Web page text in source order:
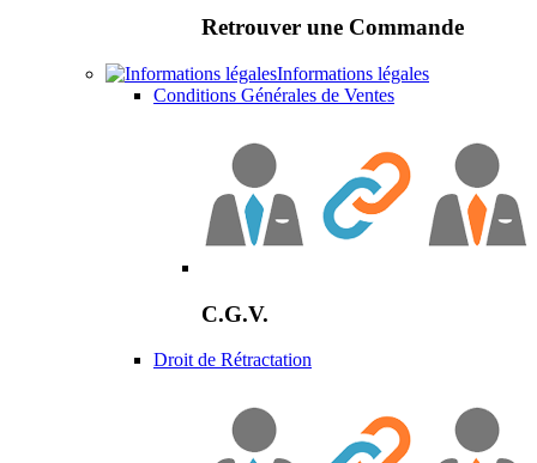
Retrouver une Commande
Informations légales
Conditions Générales de Ventes
C.G.V.
Droit de Rétractation